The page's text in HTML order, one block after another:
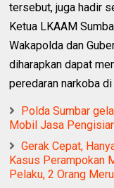
tersebut, juga hadir
Ketua LKAAM
Wakapolda dan
diharapkan dapat
peredaran narkoba
Polda Sumbar
Mobil Jasa
Gerak Cepat,
Kasus Perampokan
Pelaku, 2 Orang